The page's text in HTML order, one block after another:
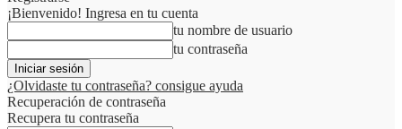
¡Bienvenido! Ingresa en tu cuenta
tu nombre de usuario
tu contraseña
¿Olvidaste tu contraseña? consigue ayuda
Recuperación de contraseña
Recupera tu contraseña